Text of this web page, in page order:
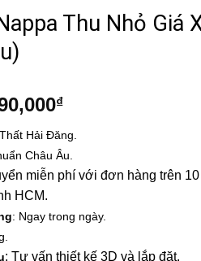
Thu Nhỏ Giá
₫Giá
tại
là:
490,000₫.
Hải Đăng.
Châu Âu.
miễn phí với đơn hàng trên 10
HCM.
: Ngay trong ngày.
: Tư vấn thiết kế 3D và lắp đặt.